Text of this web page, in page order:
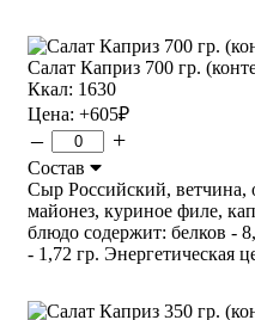
Салат Каприз 700 гр.
Ккал: 1630
Цена: +605₽
– +
Состав
Сыр Российский, ветчина,
майонез, куриное филе,
блюдо содержит: белков -
- 1,72 гр. Энергетическая